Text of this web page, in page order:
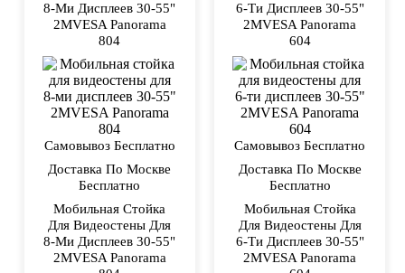
8-Ми Дисплеев 30-55"
2MVESA Panorama
804
Самовывоз Бесплатно
Доставка По Москве
Бесплатно
Мобильная Стойка
Для Видеостены Для
8-Ми Дисплеев 30-55"
2MVESA Panorama
6-Ти Дисплеев 30-55"
2MVESA Panorama
604
Самовывоз Бесплатно
Доставка По Москве
Бесплатно
Мобильная Стойка
Для Видеостены Для
6-Ти Дисплеев 30-55"
2MVESA Panorama